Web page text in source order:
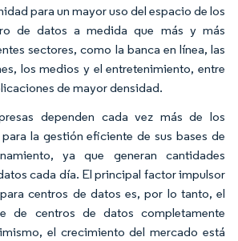
para un mayor uso del espacio de los
de datos a medida que más y más
sectores, como la banca en línea, las
los medios y el entretenimiento, entre
de mayor densidad.
dependen cada vez más de los
la gestión eficiente de sus bases de
ya que generan cantidades
cada día. El principal factor impulsor
centros de datos es, por lo tanto, el
de centros de datos completamente
el crecimiento del mercado está